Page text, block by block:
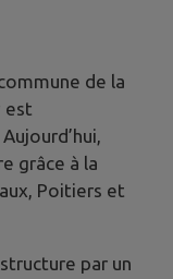
de la
est
grâce à la
Poitiers et
par un